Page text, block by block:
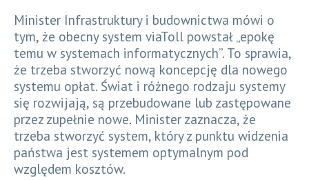
Minister Infrastruktury i budownictwa mówi o
tym, że obecny system viaToll powstał „epokę
temu w systemach informatycznych”. To sprawia,
że trzeba stworzyć nową koncepcję dla nowego
systemu opłat. Świat i różnego rodzaju systemy
się rozwijają, są przebudowane lub zastępowane
przez zupełnie nowe. Minister zaznacza, że
trzeba stworzyć system, który z punktu widzenia
państwa jest systemem optymalnym pod
względem kosztów.